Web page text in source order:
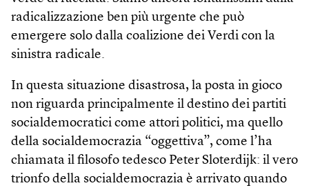
radicalizzazione ben più urgente che può
emergere solo dalla coalizione dei Verdi con la
sinistra radicale.
In questa situazione disastrosa, la posta in gioco
non riguarda principalmente il destino dei partiti
socialdemocratici come attori politici, ma quello
della socialdemocrazia “oggettiva”, come l’ha
chiamata il filosofo tedesco Peter Sloterdijk: il vero
trionfo della socialdemocrazia è arrivato quando